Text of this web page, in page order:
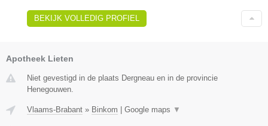
BEKIJK VOLLEDIG PROFIEL
Apotheek Lieten
Niet gevestigd in de plaats Dergneau en in de provincie
Henegouwen.
Vlaams-Brabant » Binkom Google maps ▼